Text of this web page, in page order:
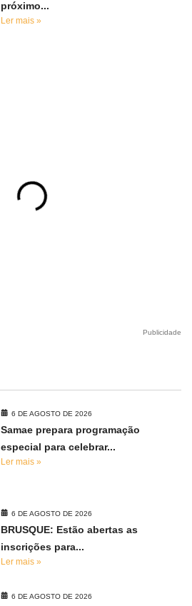
próximo...
Ler mais »
Publicidade
6 DE AGOSTO DE 2026
Samae prepara programação
especial para celebrar...
Ler mais »
6 DE AGOSTO DE 2026
BRUSQUE: Estão abertas as
inscrições para...
Ler mais »
6 DE AGOSTO DE 2026